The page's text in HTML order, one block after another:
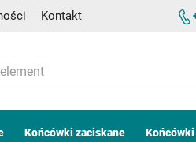
Kontakt
Końcówki zaciskane